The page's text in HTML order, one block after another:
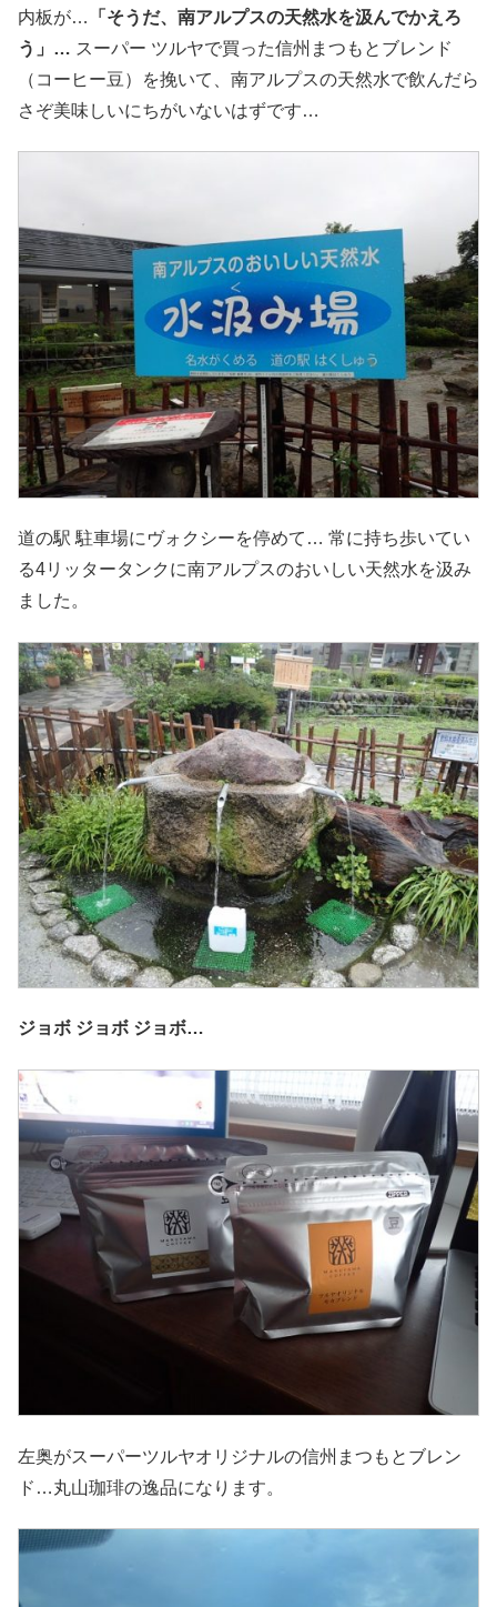
内板が…
「そうだ、南アルプスの天然水を汲んでかえろ
う」… スーパー ツルヤで買った信州まつもとブレンド
（コーヒー豆）を挽いて、南アルプスの天然水で飲んだら
さぞ美味しいにちがいないはずです…
道の駅 駐車場にヴォクシーを停めて… 常に持ち歩いてい
る4リッタータンクに南アルプスのおいしい天然水を汲み
ました。
ジョボ ジョボ ジョボ…
左奥がスーパーツルヤオリジナルの信州まつもとブレン
ド…丸山珈琲の逸品になります。